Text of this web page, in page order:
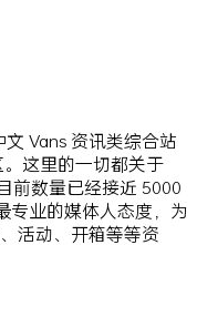
Vans 资讯类综合站
这里的一切都关于
前数量已经接近 5000
专业的媒体人态度，为
活动、开箱等等资